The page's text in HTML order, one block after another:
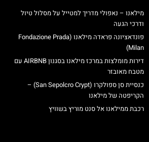
מילאנו – נאפולי מדריך למטייל על מסלול טיול
ודרכי הגעה
פונדאציונה פראדה מילאנו (Fondazione Prada
Milan)
דירות מומלצות במרכז מילאנו בסגנון AIRBNB עם
מטבח מאובזר
כנסיית סן ספולקרו (San Sepolcro Crypt) –
הקריפטה של מילאנו
רכבת ממילאנו אל סנט מוריץ בשוויץ